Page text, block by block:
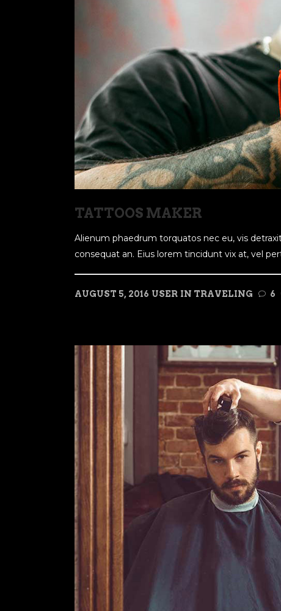
TATTOOS MAKER
Alienum phaedrum torquatos nec eu, vis
consequat an. Eius lorem tincidunt vix at, vel
AUGUST 5, 2016 USER IN TRAVELING 6